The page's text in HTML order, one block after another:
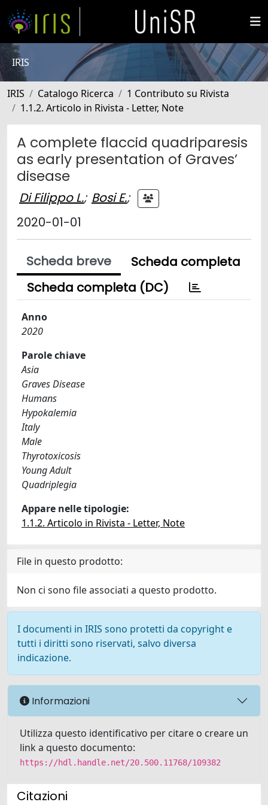
IRIS
IRIS Catalogo Ricerca
1 Contributo su Rivista
1.1.2. Articolo in Rivista - Letter, Note
A complete flaccid quadriparesis
as early presentation of Graves’
disease
Di Filippo L.; Bosi E.;
2020-01-01
Scheda breve
Scheda completa
Scheda completa (DC)
Anno
2020
Parole chiave
Asia
Graves Disease
Humans
Hypokalemia
Italy
Male
Thyrotoxicosis
Young Adult
Quadriplegia
Appare nelle tipologie:
1.1.2. Articolo in Rivista - Letter, Note
File in questo prodotto:
Non ci sono file associati a questo prodotto.
I documenti in IRIS sono protetti da copyright e
tutti i diritti sono riservati, salvo diversa
indicazione.
Informazioni
Utilizza questo identificativo per citare o creare un
link a questo documento:
https://hdl.handle.net/20.500.11768/109382
Citazioni